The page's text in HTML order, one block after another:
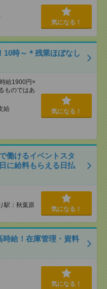
気になる！
10時～＊残業ほぼなし
給1900円×
ものではあ
給
気になる！
働けるイベントスタ
に給料もらえる日払
駅：秋葉原
気になる！
給！在庫管理・資料
気になる！